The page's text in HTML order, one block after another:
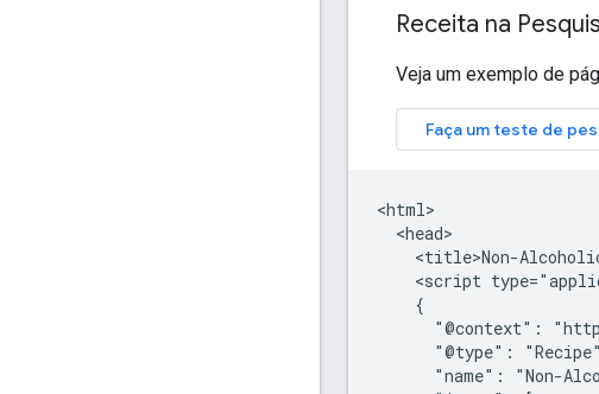
Receita na
Veja um exemplo de
<html>
  <head>
<title>Non-
<script
    {
"@context":
"@type":
"name": "Non-